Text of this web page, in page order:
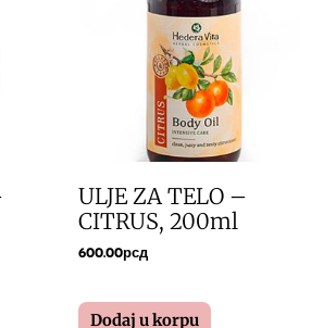
ULJE ZA TELO –
CITRUS, 200ml
600.00рсд
Dodaj u korpu